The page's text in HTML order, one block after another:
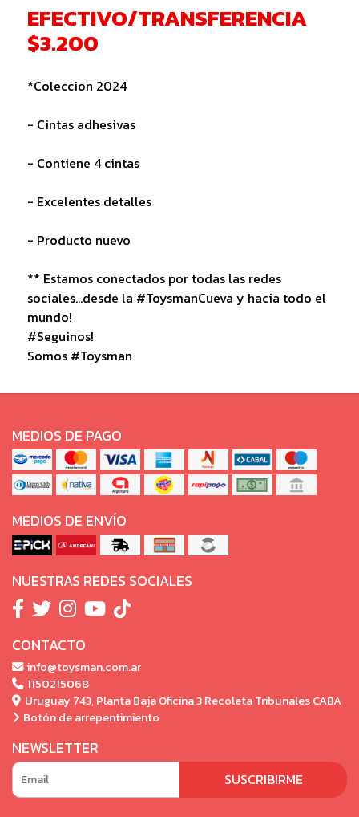
EFECTIVO/TRANSFERENCIA
$3.200
*Coleccion 2024
- Cintas adhesivas
- Contiene 4 cintas
- Excelentes detalles
- Producto nuevo
** Estamos conectados por todas las redes
sociales...desde la #ToysmanCueva y hacia todo el
mundo!
#Seguinos!
Somos #Toysman
MEDIOS DE PAGO
MEDIOS DE ENVÍO
NUESTRAS REDES SOCIALES
CONTACTO
info@toysman.com.ar
1150215068
Uruguay 743, Planta Baja Oficina 3 Recoleta Tribunales CABA
Botón de arrepentimiento
NEWSLETTER
SUSCRIBIRME